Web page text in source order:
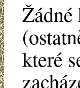
které